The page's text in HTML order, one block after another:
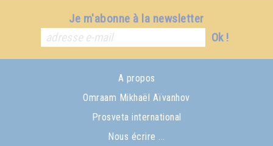
Je m'abonne à la newsletter
Ok !
A propos
Omraam Mikhaël Aïvanhov
Prosveta international
Nous écrire ...